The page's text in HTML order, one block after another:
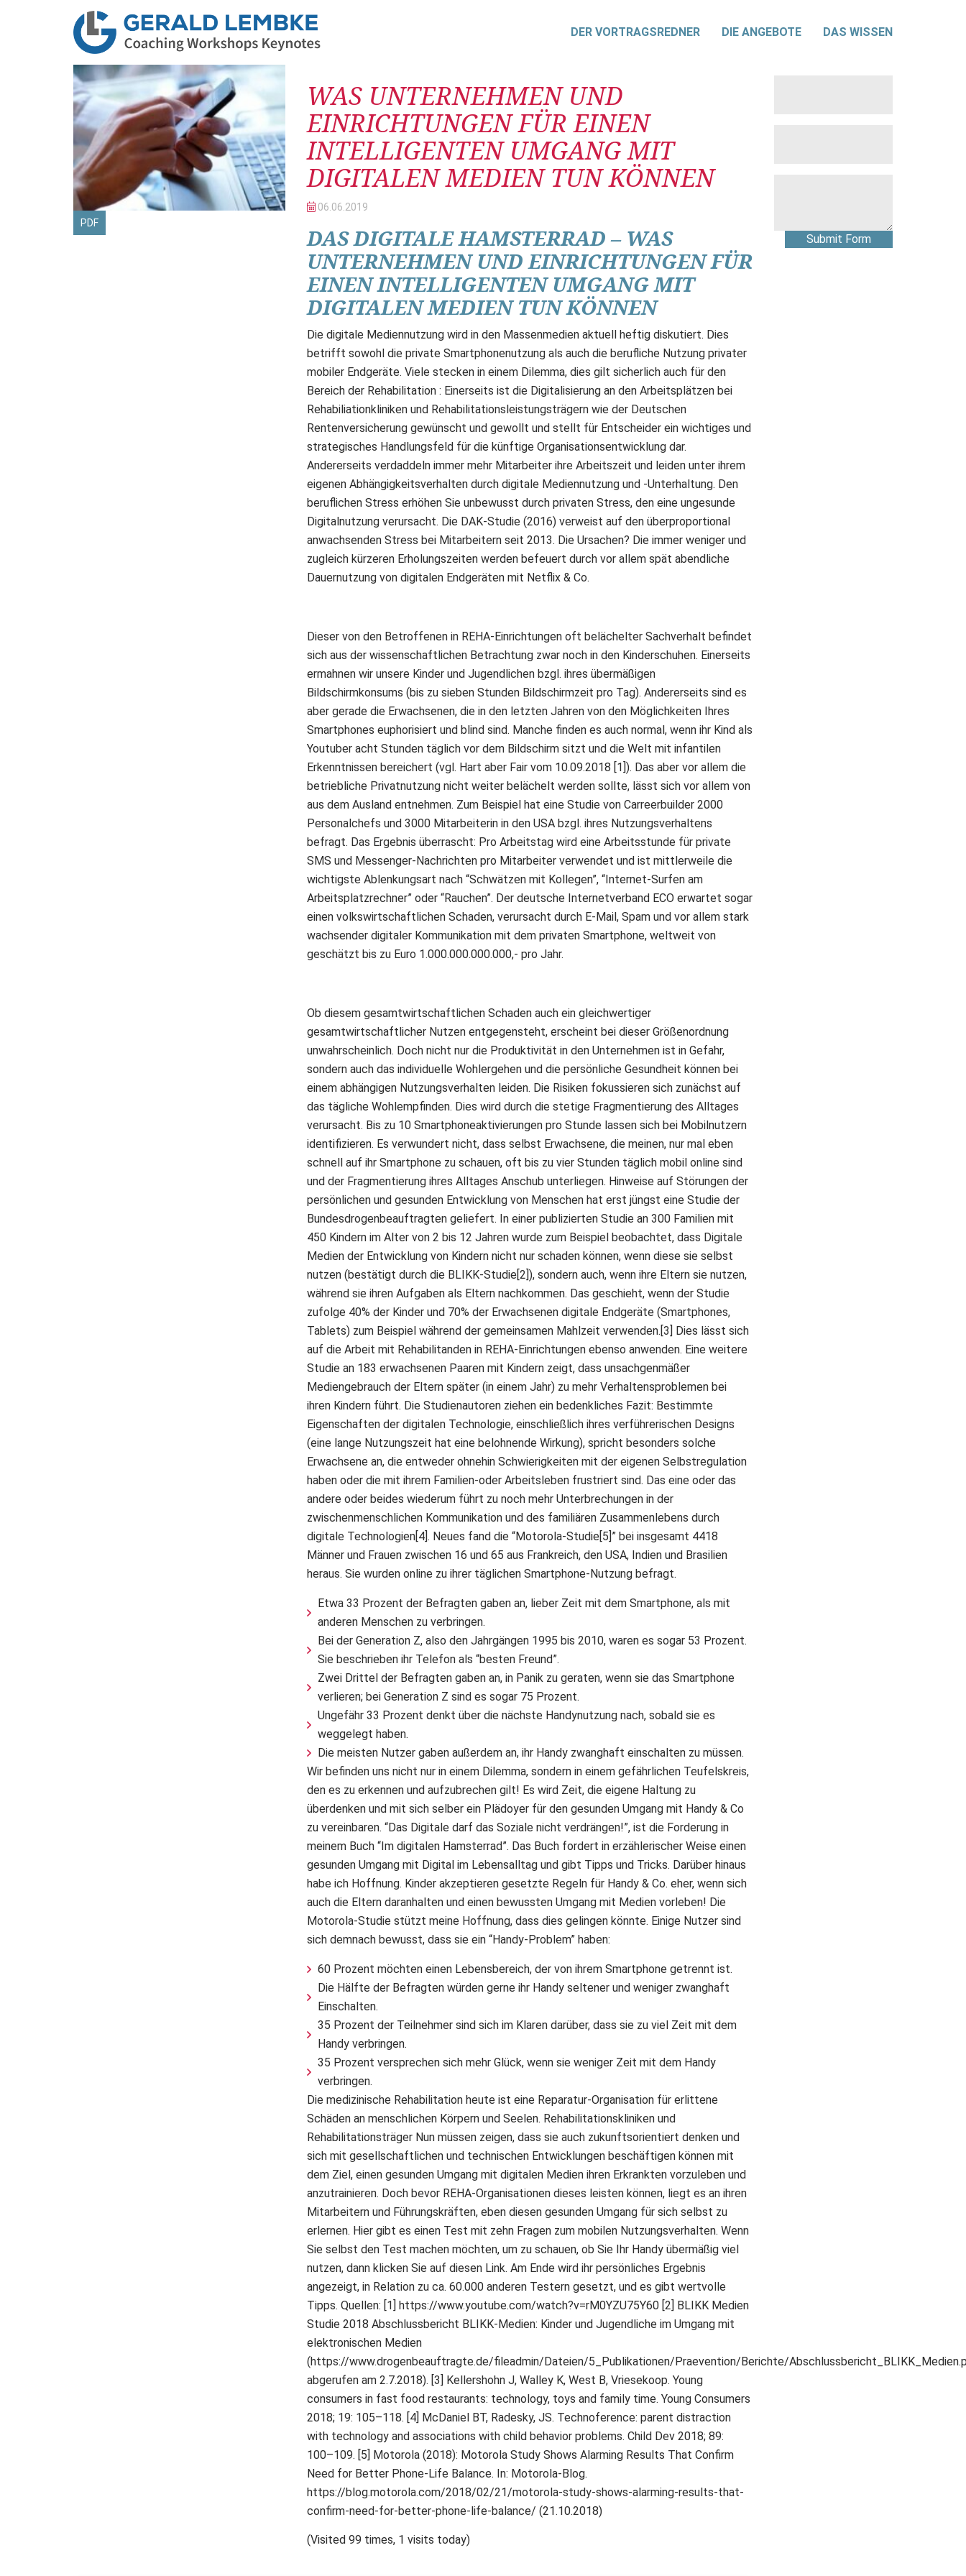
DER VORTRAGSREDNER DIE ANGEBOTE DAS WISSEN
PDF
WAS UNTERNEHMEN UND
EINRICHTUNGEN FÜR EINEN
INTELLIGENTEN UMGANG MIT
DIGITALEN MEDIEN TUN KÖNNEN
06.06. 2019
DAS DIGITALE HAMSTERRAD – WAS
UNTERNEHMEN UND EINRICHTUNGEN FÜR
EINEN INTELLIGENTEN UMGANG MIT
DIGITALEN MEDIEN TUN KÖNNEN
Die digitale Mediennutzung wird in den Massenmedien aktuell heftig diskutiert. Dies
betrifft sowohl die private Smartphonenutzung als auch die berufliche Nutzung privater
mobiler Endgeräte. Viele stecken in einem Dilemma, dies gilt sicherlich auch für den
Bereich der Rehabilitation : Einerseits ist die Digitalisierung an den Arbeitsplätzen bei
Rehabiliationkliniken und Rehabilitationsleistungsträgern wie der Deutschen
Rentenversicherung gewünscht und gewollt und stellt für Entscheider ein wichtiges und
strategisches Handlungsfeld für die künftige Organisationsentwicklung dar.
Andererseits verdaddeln immer mehr Mitarbeiter ihre Arbeitszeit und leiden unter ihrem
eigenen Abhängigkeitsverhalten durch digitale Mediennutzung und -Unterhaltung. Den
beruflichen Stress erhöhen Sie unbewusst durch privaten Stress, den eine ungesunde
Digitalnutzung verursacht. Die DAK-Studie (2016) verweist auf den überproportional
anwachsenden Stress bei Mitarbeitern seit 2013. Die Ursachen? Die immer weniger und
zugleich kürzeren Erholungszeiten werden befeuert durch vor allem spät abendliche
Dauernutzung von digitalen Endgeräten mit Netflix & Co.
Dieser von den Betroffenen in REHA-Einrichtungen oft belächelter Sachverhalt befindet
sich aus der wissenschaftlichen Betrachtung zwar noch in den Kinderschuhen. Einerseits
ermahnen wir unsere Kinder und Jugendlichen bzgl. ihres übermäßigen
Bildschirmkonsums (bis zu sieben Stunden Bildschirmzeit pro Tag). Andererseits sind es
aber gerade die Erwachsenen, die in den letzten Jahren von den Möglichkeiten Ihres
Smartphones euphorisiert und blind sind. Manche finden es auch normal, wenn ihr Kind als
Youtuber acht Stunden täglich vor dem Bildschirm sitzt und die Welt mit infantilen
Erkenntnissen bereichert (vgl. Hart aber Fair vom 10.09.2018 [1]). Das aber vor allem die
betriebliche Privatnutzung nicht weiter belächelt werden sollte, lässt sich vor allem von
aus dem Ausland entnehmen. Zum Beispiel hat eine Studie von Carreerbuilder 2000
Personalchefs und 3000 Mitarbeiterin in den USA bzgl. ihres Nutzungsverhaltens
befragt. Das Ergebnis überrascht: Pro Arbeitstag wird eine Arbeitsstunde für private
SMS und Messenger-Nachrichten pro Mitarbeiter verwendet und ist mittlerweile die
wichtigste Ablenkungsart nach “Schwätzen mit Kollegen”, “Internet-Surfen am
Arbeitsplatzrechner” oder “Rauchen”. Der deutsche Internetverband ECO erwartet sogar
einen volkswirtschaftlichen Schaden, verursacht durch E-Mail, Spam und vor allem stark
wachsender digitaler Kommunikation mit dem privaten Smartphone, weltweit von
geschätzt bis zu Euro 1.000.000.000.000,- pro Jahr.
Ob diesem gesamtwirtschaftlichen Schaden auch ein gleichwertiger
gesamtwirtschaftlicher Nutzen entgegensteht, erscheint bei dieser Größenordnung
unwahrscheinlich. Doch nicht nur die Produktivität in den Unternehmen ist in Gefahr,
sondern auch das individuelle Wohlergehen und die persönliche Gesundheit können bei
einem abhängigen Nutzungsverhalten leiden. Die Risiken fokussieren sich zunächst auf
das tägliche Wohlempfinden. Dies wird durch die stetige Fragmentierung des Alltages
verursacht. Bis zu 10 Smartphoneaktivierungen pro Stunde lassen sich bei Mobilnutzern
identifizieren. Es verwundert nicht, dass selbst Erwachsene, die meinen, nur mal eben
schnell auf ihr Smartphone zu schauen, oft bis zu vier Stunden täglich mobil online sind
und der Fragmentierung ihres Alltages Anschub unterliegen. Hinweise auf Störungen der
persönlichen und gesunden Entwicklung von Menschen hat erst jüngst eine Studie der
Bundesdrogenbeauftragten geliefert. In einer publizierten Studie an 300 Familien mit
450 Kindern im Alter von 2 bis 12 Jahren wurde zum Beispiel beobachtet, dass Digitale
Medien der Entwicklung von Kindern nicht nur schaden können, wenn diese sie selbst
nutzen (bestätigt durch die BLIKK-Studie[2]), sondern auch, wenn ihre Eltern sie nutzen,
während sie ihren Aufgaben als Eltern nachkommen. Das geschieht, wenn der Studie
zufolge 40% der Kinder und 70% der Erwachsenen digitale Endgeräte (Smartphones,
Tablets) zum Beispiel während der gemeinsamen Mahlzeit verwenden.[3] Dies lässt sich
auf die Arbeit mit Rehabilitanden in REHA-Einrichtungen ebenso anwenden. Eine weitere
Studie an 183 erwachsenen Paaren mit Kindern zeigt, dass unsachgenmäßer
Mediengebrauch der Eltern später (in einem Jahr) zu mehr Verhaltensproblemen bei
ihren Kindern führt. Die Studienautoren ziehen ein bedenkliches Fazit: Bestimmte
Eigenschaften der digitalen Technologie, einschließlich ihres verführerischen Designs
(eine lange Nutzungszeit hat eine belohnende Wirkung), spricht besonders solche
Erwachsene an, die entweder ohnehin Schwierigkeiten mit der eigenen Selbstregulation
haben oder die mit ihrem Familien-oder Arbeitsleben frustriert sind. Das eine oder das
andere oder beides wiederum führt zu noch mehr Unterbrechungen in der
zwischenmenschlichen Kommunikation und des familiären Zusammenlebens durch
digitale Technologien[4]. Neues fand die “Motorola-Studie[5]” bei insgesamt 4418
Männer und Frauen zwischen 16 und 65 aus Frankreich, den USA, Indien und Brasilien
heraus. Sie wurden online zu ihrer täglichen Smartphone-Nutzung befragt.
Etwa 33 Prozent der Befragten gaben an, lieber Zeit mit dem Smartphone, als mit
anderen Menschen zu verbringen.
Bei der Generation Z, also den Jahrgängen 1995 bis 2010, waren es sogar 53 Prozent.
Sie beschrieben ihr Telefon als “besten Freund”.
Zwei Drittel der Befragten gaben an, in Panik zu geraten, wenn sie das Smartphone
verlieren; bei Generation Z sind es sogar 75 Prozent.
Ungefähr 33 Prozent denkt über die nächste Handynutzung nach, sobald sie es
weggelegt haben.
Die meisten Nutzer gaben außerdem an, ihr Handy zwanghaft einschalten zu müssen.
Wir befinden uns nicht nur in einem Dilemma, sondern in einem gefährlichen Teufelskreis,
den es zu erkennen und aufzubrechen gilt! Es wird Zeit, die eigene Haltung zu
überdenken und mit sich selber ein Plädoyer für den gesunden Umgang mit Handy & Co
zu vereinbaren. “Das Digitale darf das Soziale nicht verdrängen!”, ist die Forderung in
meinem Buch “Im digitalen Hamsterrad”. Das Buch fordert in erzählerischer Weise einen
gesunden Umgang mit Digital im Lebensalltag und gibt Tipps und Tricks. Darüber hinaus
habe ich Hoffnung. Kinder akzeptieren gesetzte Regeln für Handy & Co. eher, wenn sich
auch die Eltern daranhalten und einen bewussten Umgang mit Medien vorleben! Die
Motorola-Studie stützt meine Hoffnung, dass dies gelingen könnte. Einige Nutzer sind
sich demnach bewusst, dass sie ein “Handy-Problem” haben:
60 Prozent möchten einen Lebensbereich, der von ihrem Smartphone getrennt ist.
Die Hälfte der Befragten würden gerne ihr Handy seltener und weniger zwanghaft
Einschalten.
35 Prozent der Teilnehmer sind sich im Klaren darüber, dass sie zu viel Zeit mit dem
Handy verbringen.
35 Prozent versprechen sich mehr Glück, wenn sie weniger Zeit mit dem Handy
verbringen.
Die medizinische Rehabilitation heute ist eine Reparatur-Organisation für erlittene
Schäden an menschlichen Körpern und Seelen. Rehabilitationskliniken und
Rehabilitationsträger Nun müssen zeigen, dass sie auch zukunftsorientiert denken und
sich mit gesellschaftlichen und technischen Entwicklungen beschäftigen können mit
dem Ziel, einen gesunden Umgang mit digitalen Medien ihren Erkrankten vorzuleben und
anzutrainieren. Doch bevor REHA-Organisationen dieses leisten können, liegt es an ihren
Mitarbeitern und Führungskräften, eben diesen gesunden Umgang für sich selbst zu
erlernen. Hier gibt es einen Test mit zehn Fragen zum mobilen Nutzungsverhalten. Wenn
Sie selbst den Test machen möchten, um zu schauen, ob Sie Ihr Handy übermäßig viel
nutzen, dann klicken Sie auf diesen Link. Am Ende wird ihr persönliches Ergebnis
angezeigt, in Relation zu ca. 60.000 anderen Testern gesetzt, und es gibt wertvolle
Tipps. Quellen: [1] https://www.youtube.com/watch?v=rM0YZU75Y60 [2] BLIKK Medien
Studie 2018 Abschlussbericht BLIKK-Medien: Kinder und Jugendliche im Umgang mit
elektronischen Medien
(https://www.drogenbeauftragte.de/fileadmin/Dateien/5_Publikationen/Praevention/Berichte/
abgerufen am 2.7.2018). [3] Kellershohn J, Walley K, West B, Vriesekoop. Young
consumers in fast food restaurants: technology, toys and family time. Young Consumers
2018; 19: 105–118. [4] McDaniel BT, Radesky, JS. Technoference: parent distraction
with technology and associations with child behavior problems. Child Dev 2018; 89:
100–109. [5] Motorola (2018): Motorola Study Shows Alarming Results That Confirm
Need for Better Phone-Life Balance. In: Motorola-Blog.
https://blog.motorola.com/2018/02/21/motorola-study-shows-alarming-results-that-
confirm-need-for-better-phone-life-balance/ (21.10.2018)
(Visited 99 times, 1 visits today)
Submit Form